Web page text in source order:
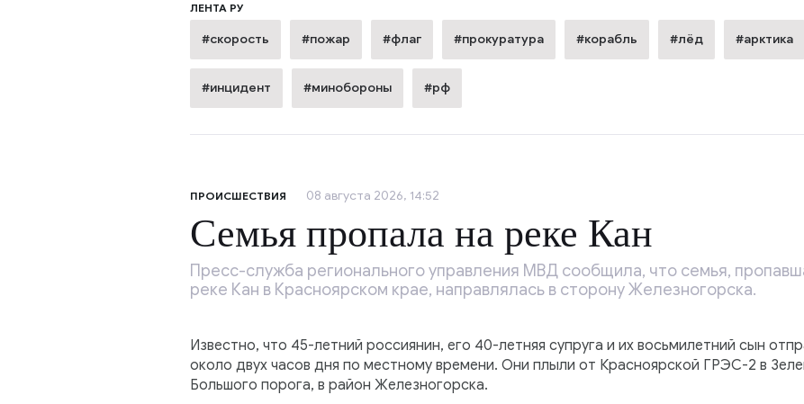
ЛЕНТА РУ
#скорость #пожар #флаг #прокуратура #корабль #лёд #арктика
#инцидент #минобороны #рф
ПРОИСШЕСТВИЯ 08 августа 2026, 14:52
Семья пропала на реке Кан
Пресс-служба регионального управления МВД сообщила, что семья,
реке Кан в Красноярском крае, направлялась в сторону Железногорска.
Известно, что 45-летний россиянин, его 40-летняя супруга и их восьмилетний сын
около двух часов дня по местному времени. Они плыли от Красноярской ГРЭС-2 в
Большого порога, в район Железногорска.